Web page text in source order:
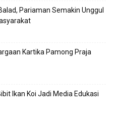
Pariaman Semakin Unggul
Kartika Pamong Praja
Ikan Koi Jadi Media Edukasi